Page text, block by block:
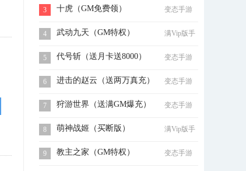
3 十虎（GM免费领） 变态手游
4 武动九天（GM特权）
满Vip版手
5
代号斩（送月卡送8000） 变态手游
6 进击的赵云（送两万真充） 变态手游
7 狩游世界（送满GM爆充） 变态手游
8 萌神战姬（买断版）
满Vip版手
9
教主之家（GM特权） 变态手游